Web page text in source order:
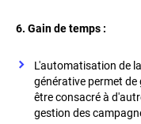
6. Gain de temps :
L'automatisation de
générative permet
être consacré à
gestion des